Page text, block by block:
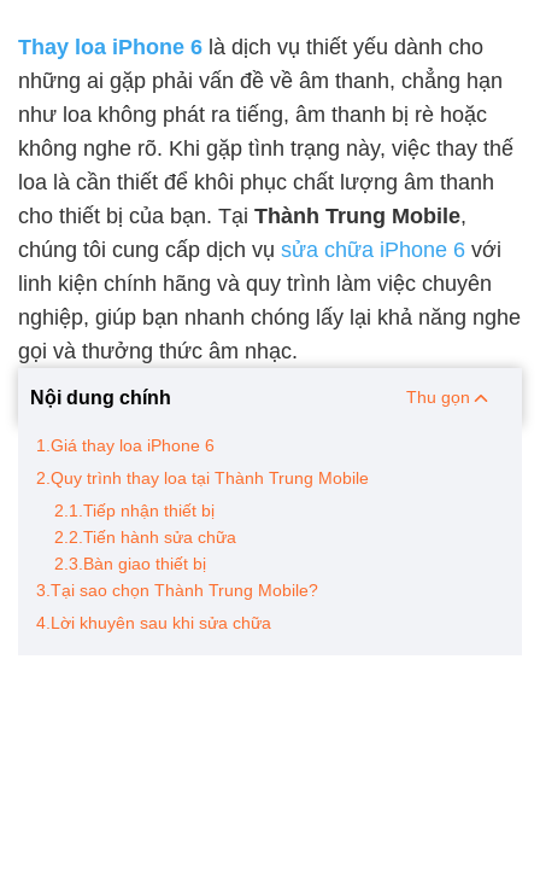
Thay loa iPhone 6 là dịch vụ thiết yếu dành cho
những ai gặp phải vấn đề về âm thanh, chẳng hạn
như loa không phát ra tiếng, âm thanh bị rè hoặc
không nghe rõ. Khi gặp tình trạng này, việc thay thế
loa là cần thiết để khôi phục chất lượng âm thanh
cho thiết bị của bạn. Tại Thành Trung Mobile,
chúng tôi cung cấp dịch vụ sửa chữa iPhone 6 với
linh kiện chính hãng và quy trình làm việc chuyên
nghiệp, giúp bạn nhanh chóng lấy lại khả năng nghe
gọi và thưởng thức âm nhạc.
Nội dung chính Thu gọn
1.Giá thay loa iPhone 6
2.Quy trình thay loa tại Thành Trung Mobile
2.1.Tiếp nhận thiết bị
2.2.Tiến hành sửa chữa
2.3.Bàn giao thiết bị
3.Tại sao chọn Thành Trung Mobile?
4.Lời khuyên sau khi sửa chữa